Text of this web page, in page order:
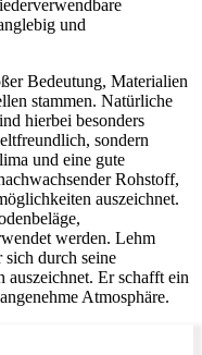
und
Bedeutung, Materialien
stammen. Natürliche
hierbei besonders
sondern
und eine gute
Rohstoff,
auszeichnet.
werden. Lehm
durch seine
auszeichnet. Er schafft ein
Atmosphäre.